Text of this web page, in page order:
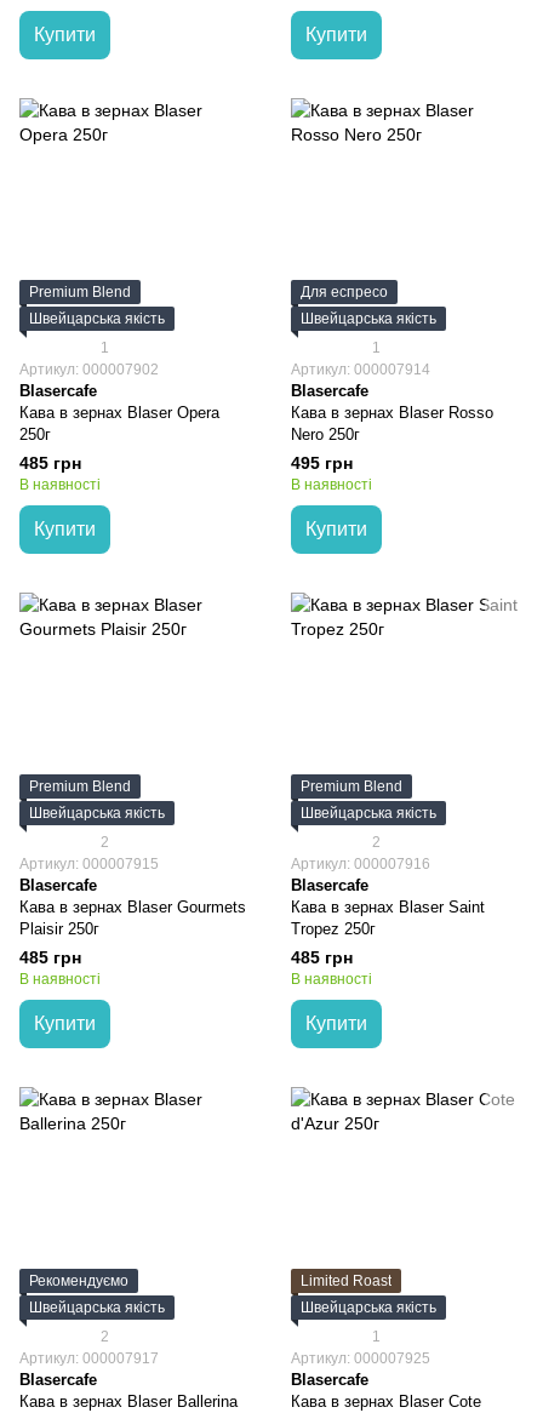
Купити Купити
Premium Blend
Швейцарська якість
1
Артикул: 000007902
Blasercafe
Кава в зернах Blaser Opera
250г
485 грн
В наявності
Купити
Для еспресо
Швейцарська якість
1
Артикул: 000007914
Blasercafe
Кава в зернах Blaser Rosso
Nero 250г
495 грн
В наявності
Купити
Premium Blend
Швейцарська якість
2
Артикул: 000007915
Blasercafe
Кава в зернах Blaser Gourmets
Plaisir 250г
485 грн
В наявності
Купити
Premium Blend
Швейцарська якість
2
Артикул: 000007916
Blasercafe
Кава в зернах Blaser Saint
Tropez 250г
485 грн
В наявності
Купити
Рекомендуємо
Швейцарська якість
2
Артикул: 000007917
Blasercafe
Кава в зернах Blaser Ballerina
Limited Roast
Швейцарська якість
1
Артикул: 000007925
Blasercafe
Кава в зернах Blaser Cote